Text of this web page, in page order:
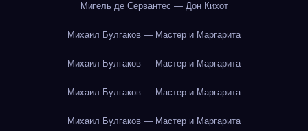
Мигель де Сервантес — Дон Кихот
Михаил Булгаков — Мастер и Маргарита
Михаил Булгаков — Мастер и Маргарита
Михаил Булгаков — Мастер и Маргарита
Михаил Булгаков — Мастер и Маргарита